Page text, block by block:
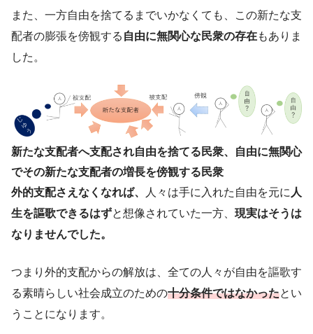
また、一方自由を捨てるまでいかなくても、この新たな支
配者の膨張を傍観する 自由に無関心な民衆の存在もありま
した。
新たな支配者へ支配され自由を捨てる民衆、自由に無関心
でその新たな支配者の増長を傍観する民衆
外的支配さえなくなれば、
人々は手に入れた自由を元に 人
生を謳歌できるはずと想像されていた一方、 現実はそうは
なりませんでした。
つまり外的支配からの解放は、全ての人々が自由を謳歌す
る素晴らしい社会成立のための十分条件ではなかったとい
うことになります。